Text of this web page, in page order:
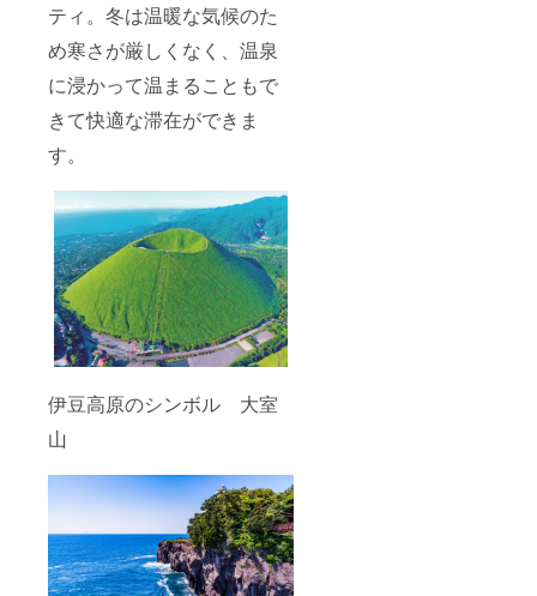
ティ。冬は温暖な気候のた
め寒さが厳しくなく、温泉
に浸かって温まることもで
きて快適な滞在ができま
す。
伊豆高原のシンボル 大室
山